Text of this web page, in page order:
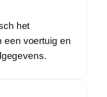
het
een voertuig en